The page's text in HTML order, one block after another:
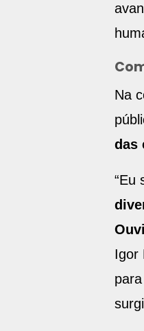
Na
das
“Eu
Igor